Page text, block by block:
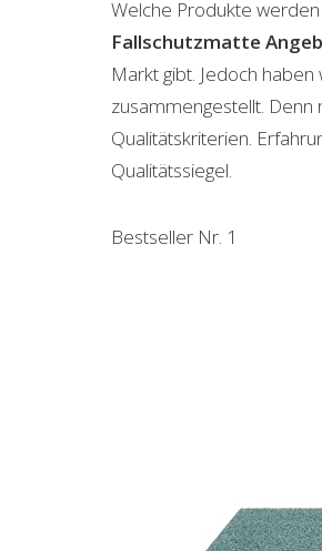
Welche Produkte
Fallschutzmatte
Markt gibt. Jedoch
zusammengestellt. Denn
Qualitätskriterien.
Qualitätssiegel.
Bestseller Nr. 1